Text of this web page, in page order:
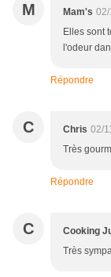
M Mam's
Elles sont
l'odeur
Répondre
C Chris 02/
Très
Répondre
C Cooking
Très